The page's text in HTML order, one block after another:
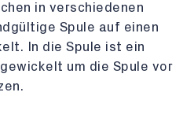
in verschiedenen
Spule auf einen
In die Spule ist ein
um die Spule vor